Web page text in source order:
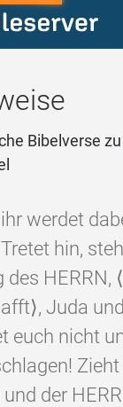
Bibelverse zu
werdet
hin,
des HERRN,
Juda
euch nicht
und der